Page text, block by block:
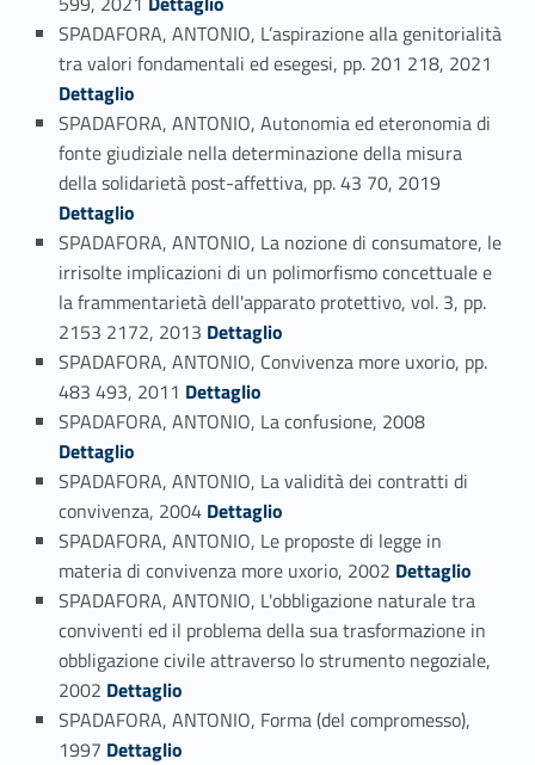
SPADAFORA, ANTONIO, L’aspirazione alla genitorialità
tra valori fondamentali ed esegesi, pp. 201 218, 2021
Dettaglio
SPADAFORA, ANTONIO, Autonomia ed eteronomia di
fonte giudiziale nella determinazione della misura
della solidarietà post-affettiva, pp. 43 70, 2019
Dettaglio
SPADAFORA, ANTONIO, La nozione di consumatore, le
irrisolte implicazioni di un polimorfismo concettuale e
la frammentarietà dell'apparato protettivo, vol. 3, pp.
2153 2172, 2013 Link identifier #identifier_person_67195-42
Dettaglio
SPADAFORA, ANTONIO, Convivenza more uxorio, pp.
483 493, 2011 Link identifier #identifier_person_32644-43
Dettaglio
SPADAFORA, ANTONIO, La confusione, 2008Link identifier #identifier_person_26251-44
Dettaglio
SPADAFORA, ANTONIO, La validità dei contratti di
convivenza, 2004 Link identifier #identifier_person_77545-45
Dettaglio
SPADAFORA, ANTONIO, Le proposte di legge in
materia di convivenza more uxorio, 2002 Link identifier #identifier_person_136957-46
Dettaglio
SPADAFORA, ANTONIO, L'obbligazione naturale tra
conviventi ed il problema della sua trasformazione in
obbligazione civile attraverso lo strumento negoziale,
2002 Link identifier #identifier_person_178919-47
Dettaglio
SPADAFORA, ANTONIO, Forma (del compromesso),
1997 Link identifier #identifier_person_138053-48
Dettaglio